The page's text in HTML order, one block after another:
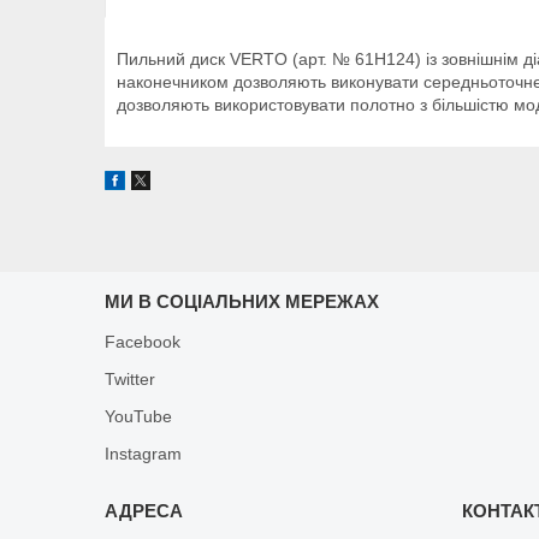
Пильний диск VERTO (арт. № 61H124) із зовнішнім
наконечником дозволяють виконувати
дозволяють використовувати полотно з більшістю
МИ В СОЦІАЛЬНИХ МЕРЕЖАХ
Facebook
Twitter
YouTube
Instagram